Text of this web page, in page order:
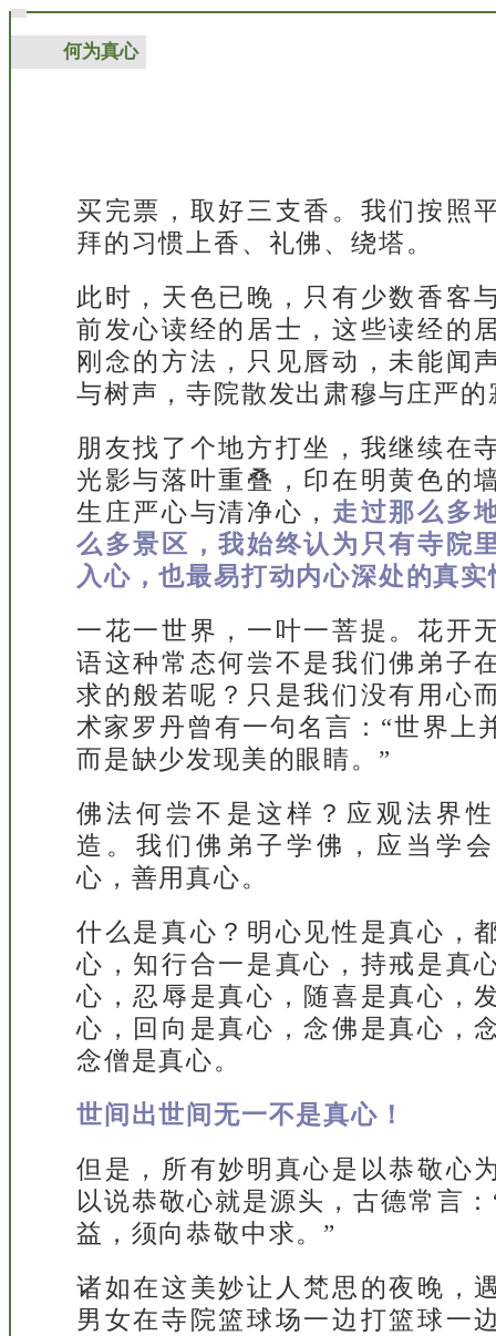
何为真心
买完票，取好三支香。我们按照
拜的习惯上香、礼佛、绕塔。
此时，天色已晚，只有少数香客
前发心读经的居士，这些读经的
刚念的方法，只见唇动，未能闻
与树声，寺院散发出肃穆与庄严
朋友找了个地方打坐，我继续在
光影与落叶重叠，印在明黄色的
生庄严心与清净心， 走过那么多
么多景区，我始终认为只有寺院
入心，也最易打动内心深处的真实
一花一世界，一叶一菩提。花开
语这种常态何尝不是我们佛弟子
求的般若呢？只是我们没有用心
术家罗丹曾有一句名言：“世界上
而是缺少发现美的眼睛。”
佛法何尝不是这样？应观法界
造。我们佛弟子学佛，应当学
心，善用真心。
什么是真心？明心见性是真心，
心，知行合一是真心，持戒是真
心，忍辱是真心，随喜是真心，
心，回向是真心，念佛是真心，
念僧是真心。
世间出世间无一不是真心！
但是，所有妙明真心是以恭敬心
以说恭敬心就是源头，古德常言
益，须向恭敬中求。”
诸如在这美妙让人梵思的夜晚，
男女在寺院篮球场一边打篮球一